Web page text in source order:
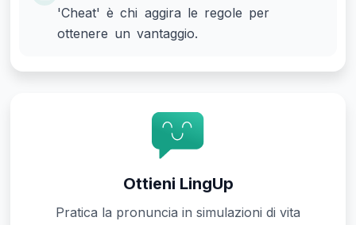
'Cheat' è chi aggira le regole per
ottenere un vantaggio.
Ottieni LingUp
Pratica la pronuncia in simulazioni di vita